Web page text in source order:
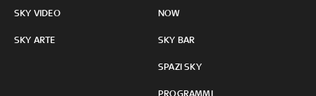
SKY VIDEO
SKY ARTE
NOW
SKY BAR
SPAZI SKY
PROGRAMMI